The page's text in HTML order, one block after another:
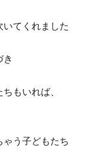
てくれました
もいれば、
う子どもたち